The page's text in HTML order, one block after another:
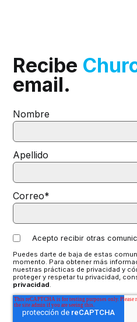
Recibe
email.
Nombre
Apellido
Correo*
Acepto recibir otras
Puedes darte de baja de estas
momento. Para obtener más
nuestras prácticas de privacidad y
proteger y respetar tu privacidad,
privacidad